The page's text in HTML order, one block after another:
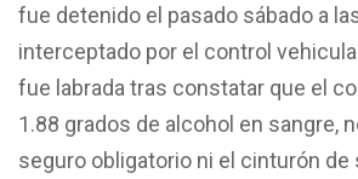
fue detenido el pasado sábado a
interceptado por el control
fue labrada tras constatar que el
1.88 grados de alcohol en sangre,
seguro obligatorio ni el cinturón de